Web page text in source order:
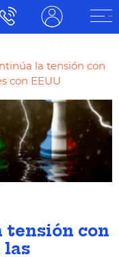
la tensión con
con EEUU
tensión con
las